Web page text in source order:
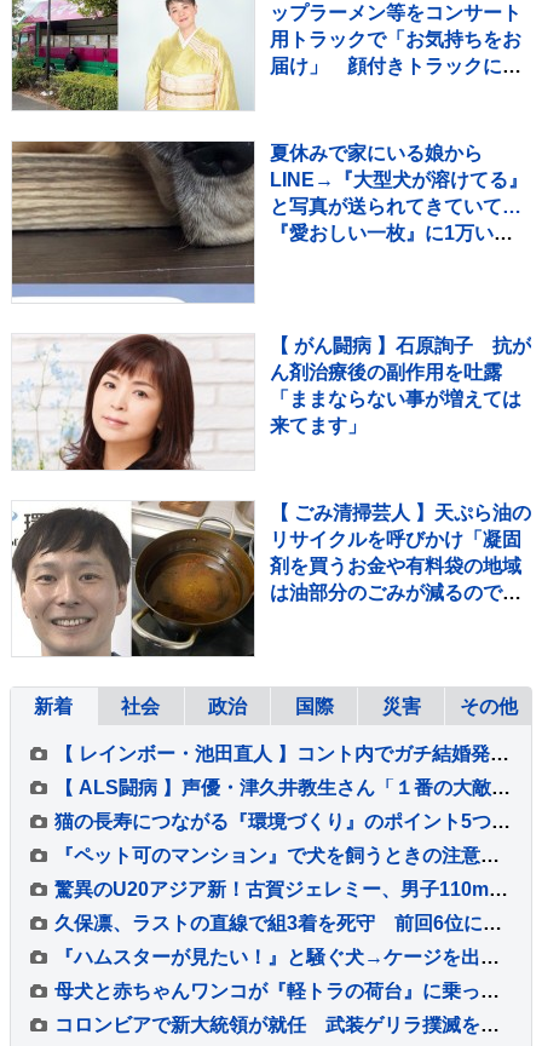
ップラーメン等をコンサート
用トラックで「お気持ちをお
届け」 顔付きトラックにた
夏休みで家にいる娘から
LINE→『大型犬が溶けてる』
と写真が送られてきていて…
『愛おしい一枚』に1万いい
【 がん闘病 】石原詢子 抗が
ん剤治療後の副作用を吐露
「ままならない事が増えては
来てます」
【 ごみ清掃芸人 】天ぷら油の
リサイクルを呼びかけ「凝固
剤を買うお金や有料袋の地域
は油部分のごみが減るので、
新着 社会 政治 国際 災害 その他
【 レインボー・池田直人 】コント内でガチ結婚発表「泣きながら爆笑しながらよくわかんない」お相手はフリーアナウンサー・佐藤佳奈さん ジャンボたかお大祝福
【 ALS闘病 】声優・津久井教生さん「１番の大敵は睡眠不足」「休むことも治療なのですね～♪（＾Ｏ＾）」【ニャンちゅう】
猫の長寿につながる『環境づくり』のポイント5つ 愛猫の健康を守るために心がけるべきこととは
『ペット可のマンション』で犬を飼うときの注意点5つ 知っておくべきルールとは？
驚異のU20アジア新！古賀ジェレミー、男子110mHで12秒95をマークし泉谷駿介以来の決勝進出【U20世界陸上】
久保凛、ラストの直線で組3着を死守 前回6位に続く2大会連続の決勝へ【U20世界陸上・女子800m】
『ハムスターが見たい！』と騒ぐ犬→ケージを出してあげると、ジーッと見つめて…人間の子どものような光景に反響「なんて尊いの」「姿勢がｗ」
母犬と赤ちゃんワンコが『軽トラの荷台』に乗った結果→通ったら二度見する『尊すぎる警備』が217万再生「可愛いの渋滞」「たまらない景色」
コロンビアで新大統領が就任 武装ゲリラ撲滅を誓う